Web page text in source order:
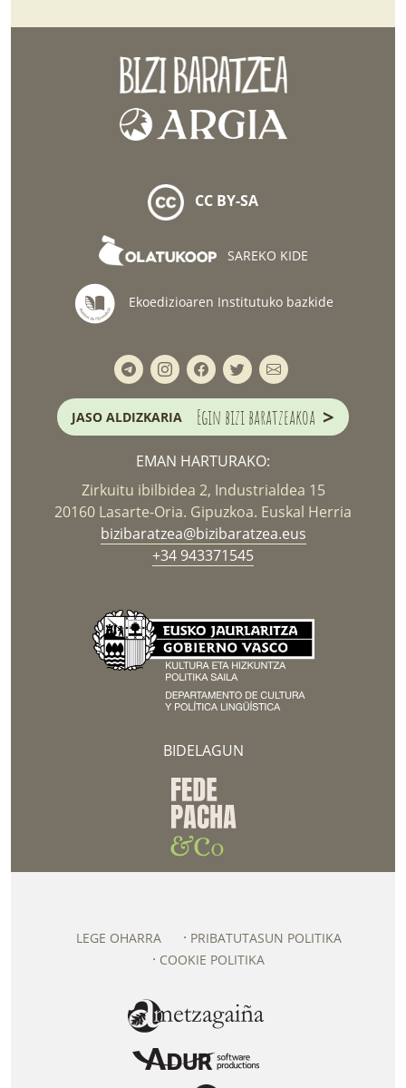
CC BY-SA
SAREKO KIDE
Ekoedizioaren Institutuko bazkide
JASO ALDIZKARIA Egin bizi baratzeakoa >
EMAN HARTURAKO:
Zirkuitu ibilbidea 2, Industrialdea 15
20160 Lasarte-Oria. Gipuzkoa. Euskal Herria
bizibaratzea@bizibaratzea.eus
+34 943371545
BIDELAGUN
LEGE OHARRA
PRIBATUTASUN POLITIKA
COOKIE POLITIKA